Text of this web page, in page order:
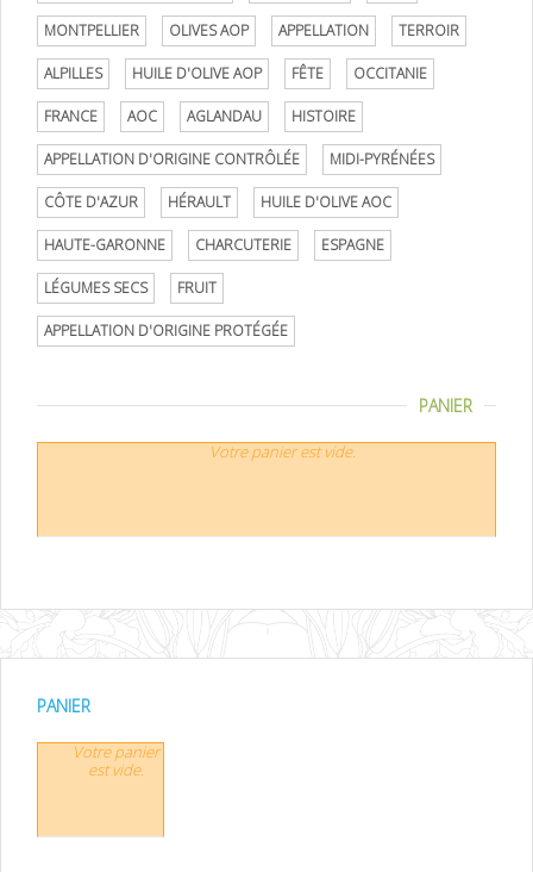
MONTPELLIER OLIVES AOP APPELLATION TERROIR
ALPILLES HUILE D'OLIVE AOP FÊTE OCCITANIE
FRANCE AOC AGLANDAU HISTOIRE
APPELLATION D'ORIGINE CONTRÔLÉE MIDI-PYRÉNÉES
CÔTE D'AZUR HÉRAULT HUILE D'OLIVE AOC
HAUTE-GARONNE CHARCUTERIE ESPAGNE
LÉGUMES SECS FRUIT
APPELLATION D'ORIGINE PROTÉGÉE
PANIER
Votre panier est vide.
PANIER
Votre panier
est vide.